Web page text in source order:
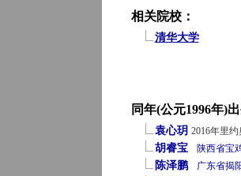
相关院校：
清华大学
同年(公元1996年)出
袁心玥 2016年里
胡睿宝 陕西省宝
陈泽鹏 广东省揭